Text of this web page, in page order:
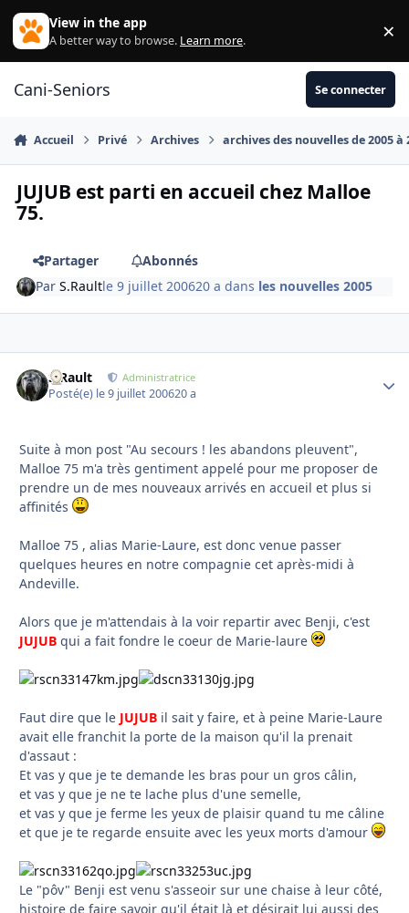
Aller au contenu
View in the app
A better way to browse. Learn more. ×
Cani-Seniors Se connecter
Accueil Privé Archives archives des nouvelles de 2005 à
JUJUB est parti en accueil chez Malloe
75.
Partager
Abonnés
ParS.Raultle 9 juillet 200620 a dans les nouvelles 2005
S.Rault Administratrice
Posté(e) le 9 juillet 200620 a
Suite à mon post "Au secours ! les abandons pleuvent",
Malloe 75 m'a très gentiment appelé pour me proposer de
prendre un de mes nouveaux arrivés en accueil et plus si
affinités
Malloe 75 , alias Marie-Laure, est donc venue passer
quelques heures en notre compagnie cet après-midi à
Andeville.
Alors que je m'attendais à la voir repartir avec Benji, c'est
JUJUB qui a fait fondre le coeur de Marie-laure
Faut dire que le JUJUB il sait y faire, et à peine Marie-Laure
avait elle franchit la porte de la maison qu'il la prenait
d'assaut :
Et vas y que je te demande les bras pour un gros câlin,
et vas y que je ne te lache plus d'une semelle,
et vas y que je ferme les yeux de plaisir quand tu me câline
et que je te regarde ensuite avec les yeux morts d'amour
Le "pôv" Benji est venu s'asseoir sur une chaise à leur côté,
histoire de faire savoir qu'il était là et désirait lui aussi des